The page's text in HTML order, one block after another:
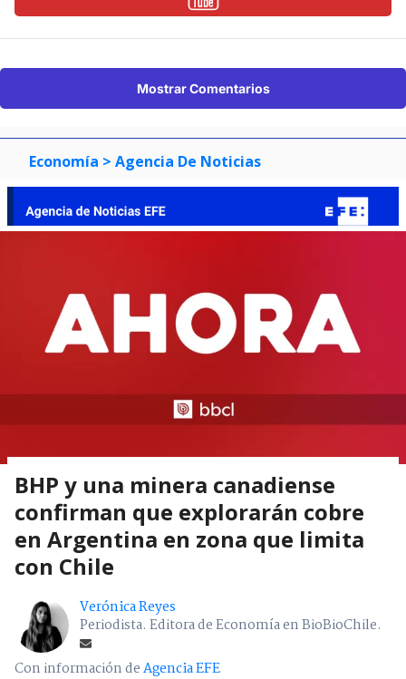
Mostrar Comentarios
Economía > Agencia De Noticias
BHP y una minera canadiense
confirman que explorarán cobre
en Argentina en zona que limita
con Chile
Verónica Reyes
Periodista. Editora de Economía en BioBioChile.
Con información deAgencia EFE